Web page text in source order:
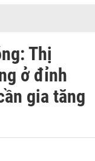
Thị
ở đỉnh
gia tăng